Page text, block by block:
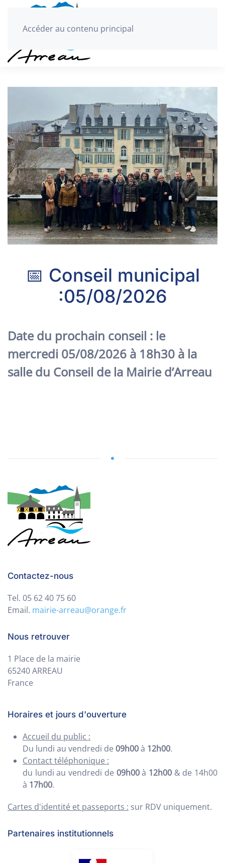
Accéder au contenu principal
📅 Conseil municipal
:05/08/2026
Date du prochain conseil : le
mercredi 05/08/2026 à 18h30 à la
salle du Conseil de la Mairie d’Arreau
Contactez-nous
Tel. 05 62 40 75 60
Email. mairie-arreau@orange.fr
Nous retrouver
1 Place de la mairie
65240 ARREAU
France
Horaires et jours d'ouverture
Accueil du public :
Du lundi au vendredi de 09h00à 12h00.
Contact téléphonique :
du lundi au vendredi de 09h00à 12h00& de 14h00
à 17h00.
Cartes d'identité et passeports : sur RDV uniquement.
Partenaires institutionnels